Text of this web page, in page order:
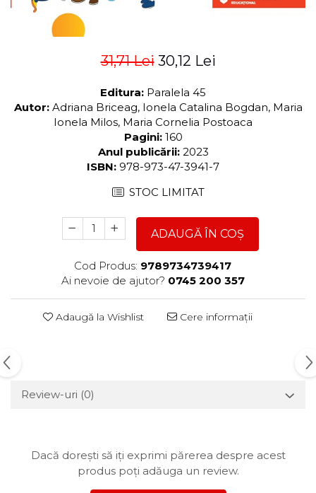
31,71 Lei 30,12 Lei
Editura: Paralela 45
Autor: Adriana Briceag, Ionela Catalina Bogdan, Maria
Ionela Milos, Maria Cornelia Postoaca
Pagini: 160
Anul publicării: 2023
ISBN: 978-973-47-3941-7
STOC LIMITAT
ADAUGĂ ÎN COȘ
Cod Produs: 9789734739417
Ai nevoie de ajutor? 0745 200 357
Adaugă la Wishlist Cere informații
Review-uri (0)
Dacă dorești să iți exprimi părerea despre acest
produs poți adăuga un review.